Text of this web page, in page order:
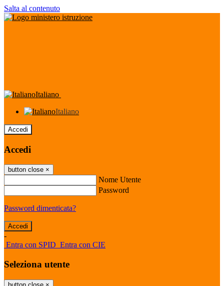
Salta al contenuto
Italiano
Italiano
Accedi
Accedi
button close ×
Nome Utente
Password
Password dimenticata?
-
Entra con SPID Entra con CIE
Seleziona utente